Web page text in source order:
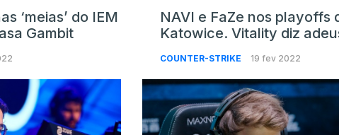
‘meias’ do IEM
Gambit
NAVI e FaZe nos playoffs
Katowice. Vitality diz
COUNTER-STRIKE 19 fev 2022